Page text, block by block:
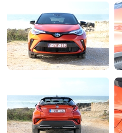
Flottes
Auto
Services
Moto